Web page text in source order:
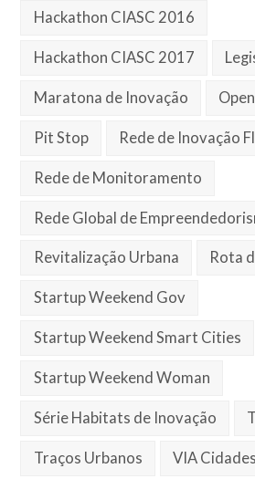
Hackathon CIASC 2016
Hackathon CIASC 2017
Maratona de Inovação
Pit Stop Rede de Inovação
Rede de Monitoramento
Rede Global de
Revitalização Urbana Rota
Startup Weekend Gov
Startup Weekend Smart Cities
Startup Weekend Woman
Série Habitats de Inovação
Traços Urbanos VIA Cidades